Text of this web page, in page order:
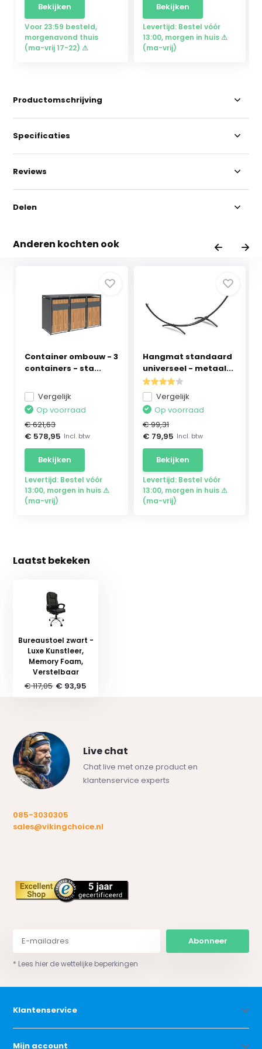
Bekijken
Voor 23:59 besteld,
morgenavond thuis
(ma-vrij 17-22) ⚠
Bekijken
Levertijd: Bestel vóór
13:00, morgen in huis ⚠
(ma-vrij)
Productomschrijving
Specificaties
Reviews
Delen
Anderen kochten ook
Container ombouw - 3
containers - sta...
Vergelijk
Op voorraad
€ 621,63
€ 578,95 Incl. btw
Bekijken
Levertijd: Bestel vóór
13:00, morgen in huis ⚠
(ma-vrij)
Hangmat standaard
universeel - metaal...
Vergelijk
Op voorraad
€ 99,31
€ 79,95 Incl. btw
Bekijken
Levertijd: Bestel vóór
13:00, morgen in huis ⚠
(ma-vrij)
Laatst bekeken
Bureaustoel zwart -
Luxe Kunstleer,
Memory Foam,
Verstelbaar
€ 117,05 € 93,95
Live chat
Chat live met onze product en
klantenservice experts
085-3030305
sales@vikingchoice.nl
Abonneer
* Lees hier de wettelijke beperkingen
Klantenservice
Mijn account